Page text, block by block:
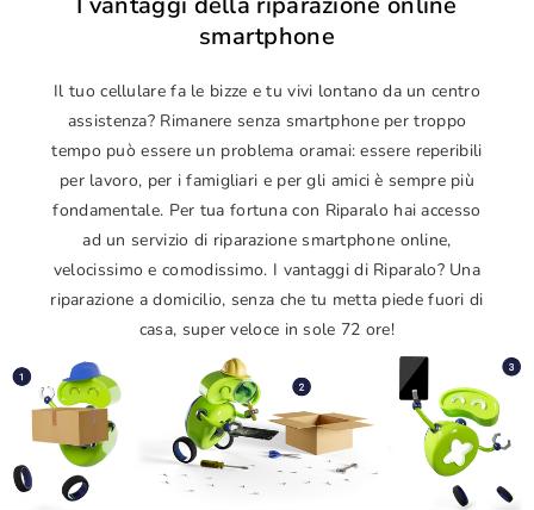
smartphone
Il tuo cellulare fa le bizze e tu vivi lontano da un centro
assistenza? Rimanere senza smartphone per troppo
tempo può essere un problema oramai: essere reperibili
per lavoro, per i famigliari e per gli amici è sempre più
fondamentale. Per tua fortuna con Riparalo hai accesso
ad un servizio di riparazione smartphone online,
velocissimo e comodissimo. I vantaggi di Riparalo? Una
riparazione a domicilio, senza che tu metta piede fuori di
casa, super veloce in sole 72 ore!